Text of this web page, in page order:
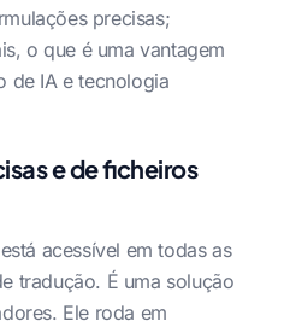
precisas;
o que é uma vantagem
de IA e tecnologia
e de ficheiros
acessível em todas as
tradução. É uma solução
Ele roda em